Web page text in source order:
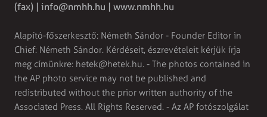
(fax) | info@nmhh.hu | www.nmhh.hu
Alapító-főszerkesztő: Németh Sándor - Founder Editor in
Chief: Németh Sándor. Kérdéseit, észrevételeit kérjük írja
meg címünkre: hetek@hetek.hu. - The photos contained in
the AP photo service may not be published and
redistributed without the prior written authority of the
Associated Press. All Rights Reserved. - Az AP fotószolgálat